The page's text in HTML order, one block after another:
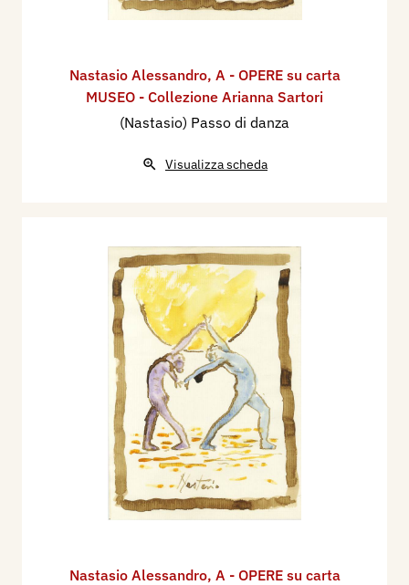
Nastasio Alessandro, A - OPERE su carta
MUSEO - Collezione Arianna Sartori
(Nastasio) Passo di danza
Visualizza scheda
Nastasio Alessandro, A - OPERE su carta